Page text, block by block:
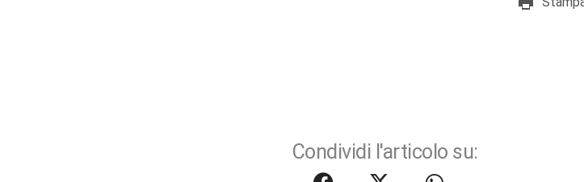
Condividi l'articolo su: